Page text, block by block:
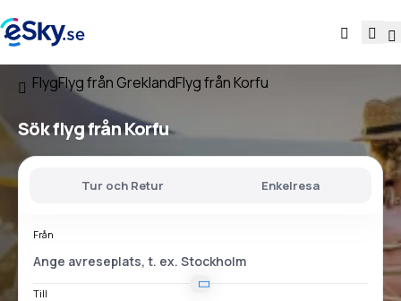
FlygFlyg från GreklandFlyg från Korfu
Sök flygfrån Korfu
Tur och Retur Enkelresa
Från
Till